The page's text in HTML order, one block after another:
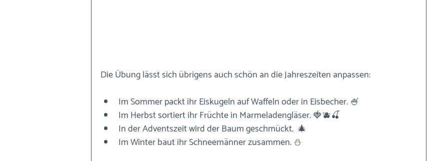
Die Übung lässt sich übrigens auch schön an die Jahreszeiten anpassen:
Im Sommer packt ihr Eiskugeln auf Waffeln oder in Eisbecher. 🍧
Im Herbst sortiert ihr Früchte in Marmeladengläser. 🍓🫐🍒
In der Adventszeit wird der Baum geschmückt.  🎄
Im Winter baut ihr Schneemänner zusammen. ⛄️